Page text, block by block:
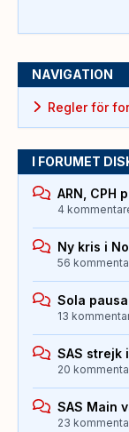
NAVIGATION
Regler för
I FORUMET
ARN, CPH
4
Ny kris i
56
Sola
13
SAS strejk
20
SAS Main
23